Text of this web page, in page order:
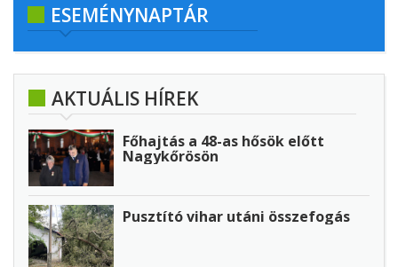
ESEMÉNYNAPTÁR
AKTUÁLIS HÍREK
Főhajtás a 48-as hősök előtt
Nagykőrösön
Pusztító vihar utáni összefogás